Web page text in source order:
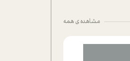
مشاهده ی همه